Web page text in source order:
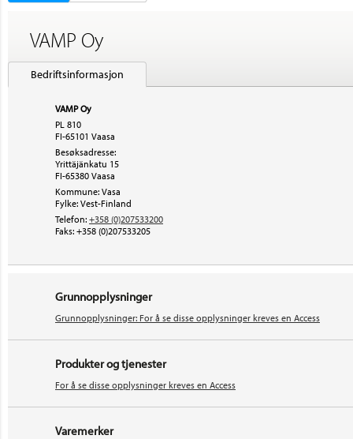
VAMP Oy
Bedriftsinformasjon
VAMP Oy
PL 810
FI-65101 Vaasa
Besøksadresse:
Yrittäjänkatu 15
FI-65380 Vaasa
Kommune: Vasa
Fylke: Vest-Finland
Telefon: +358 (0)207533200
Faks: +358 (0)207533205
Grunnopplysninger
Grunnopplysninger: For å se disse opplysninger kreves en Access
Produkter og tjenester
For å se disse opplysninger kreves en Access
Varemerker